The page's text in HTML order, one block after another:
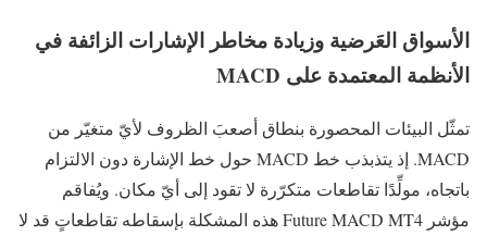
الأسواق العَرضية وزيادة مخاطر الإشارات الزائفة في
الأنظمة المعتمدة على MACD
تمثّل البيئات المحصورة بنطاق أصعبَ الظروف لأيّ متغيّر من
MACD. إذ يتذبذب خط MACD حول خط الإشارة دون الالتزام
باتجاه، مولِّدًا تقاطعات متكرّرة لا تقود إلى أيّ مكان. ويُفاقم
مؤشر Future MACD MT4 هذه المشكلة بإسقاطه تقاطعاتٍ قد لا